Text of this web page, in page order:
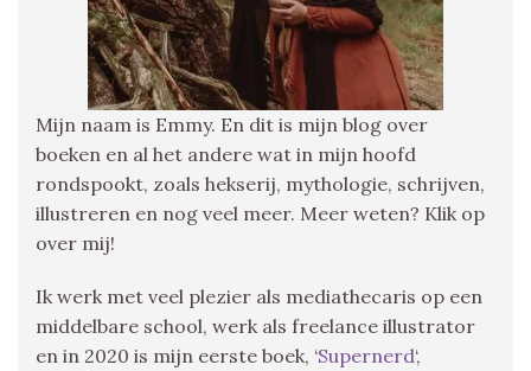
Mijn naam is Emmy. En dit is mijn blog over
boeken en al het andere wat in mijn hoofd
rondspookt, zoals hekserij, mythologie, schrijven,
illustreren en nog veel meer. Meer weten? Klik op
over mij!
Ik werk met veel plezier als mediathecaris op een
middelbare school, werk als freelance illustrator
en in 2020 is mijn eerste boek, ‘Supernerd‘,